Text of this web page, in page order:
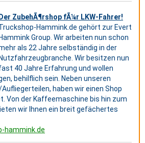
ZubehÃ¶rshop fÃ¼r LKW-Fahrer!
Hammink.de gehört zur Evert
Group. Wir arbeiten nun schon
als 22 Jahre selbständig in der
Wir besitzen nun
40 Jahre Erfahrung und wollen
behilflich sein. Neben unseren
haben wir einen Shop
Von der Kaffeemaschine bis hin zum
wir Ihnen ein breit gefächertes
hammink.de